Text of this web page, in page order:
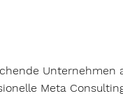
Unternehmen
Meta